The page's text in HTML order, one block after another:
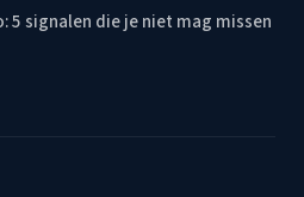
5 signalen die je niet mag missen